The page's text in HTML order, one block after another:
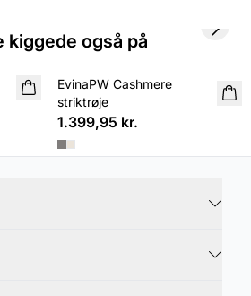
kiggede også på
NYHED
EvinaPW Cashmere
striktrøje
1.399,95 kr.
Next